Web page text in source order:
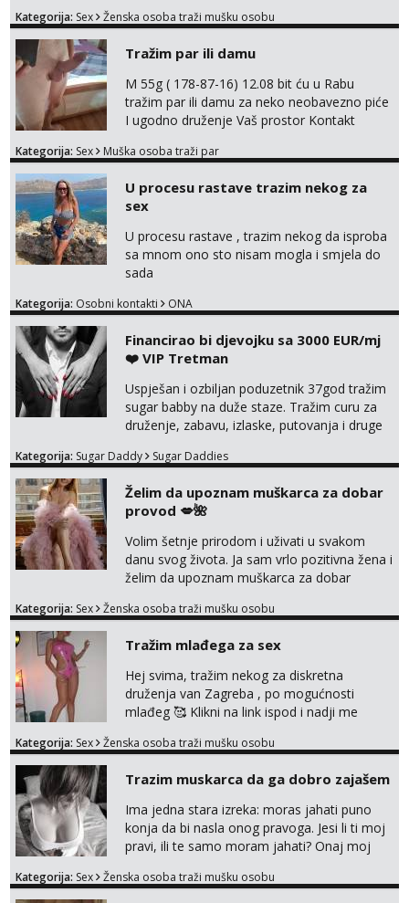
Kategorija: Sex Ženska osoba traži mušku osobu
Tražim par ili damu
M 55g ( 178-87-16) 12.08 bit ću u Rabu
tražim par ili damu za neko neobavezno piće
I ugodno druženje Vaš prostor Kontakt
Kategorija: Sex Muška osoba traži par
U procesu rastave trazim nekog za
sex
U procesu rastave , trazim nekog da isproba
sa mnom ono sto nisam mogla i smjela do
sada
Kategorija: Osobni kontakti ONA
Financirao bi djevojku sa 3000 EUR/mj
❤️ VIP Tretman
Uspješan i ozbiljan poduzetnik 37god tražim
sugar babby na duže staze. Tražim curu za
druženje, zabavu, izlaske, putovanja i druge
otvorena, komunikativna, zgodna i atraktivna
markodalic37@gmail.com
Kategorija: Sugar Daddy Sugar Daddies
Želim da upoznam muškarca za dobar
provod 💋🌺
Volim šetnje prirodom i uživati u svakom
danu svog života. Ja sam vrlo pozitivna žena i
želim da upoznam muškarca za dobar
na link ispod i nadji me tamo, cekam te!
Kategorija: Sex Ženska osoba traži mušku osobu
Tražim mlađega za sex
Hej svima, tražim nekog za diskretna
druženja van Zagreba , po mogućnosti
mlađeg 🥰 Klikni na link ispod i nadji me
Kategorija: Sex Ženska osoba traži mušku osobu
Trazim muskarca da ga dobro zajašem
Ima jedna stara izreka: moras jahati puno
konja da bi nasla onog pravoga. Jesi li ti moj
pravi, ili te samo moram jahati? Onaj moj
na sexdater link i javi mi se tamo....
Kategorija: Sex Ženska osoba traži mušku osobu